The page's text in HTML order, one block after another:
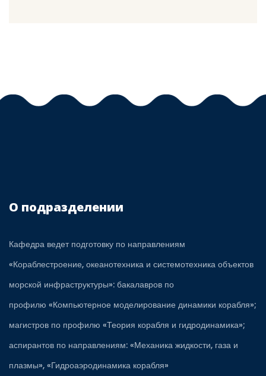
О подразделении
Кафедра ведет подготовку по направлениям
«Кораблестроение, океанотехника и системотехника объектов
морской инфраструктуры»: бакалавров по
профилю «Компьютерное моделирование динамики корабля»;
магистров по профилю «Теория корабля и гидродинамика»;
аспирантов по направлениям: «Механика жидкости, газа и
плазмы», «Гидроаэродинамика корабля»